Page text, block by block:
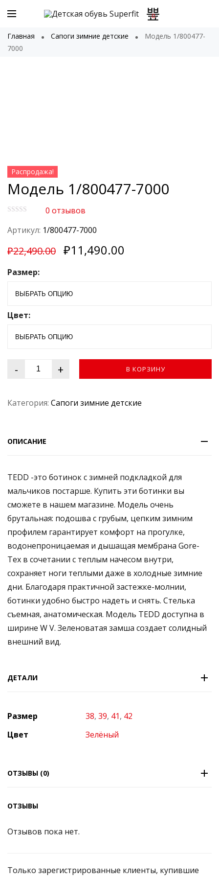
0
Главная Сапоги зимние детские
Модель 1/800477-
7000
Распродажа!
Модель 1/800477-7000
ц
е
к
а
и
0 отзывов
Артикул: 1/800477-7000
₽22,490.00 ₽11,490.00
Размер:
Цвет:
- + В КОРЗИНУ
Категория: Сапоги зимние детские
ОПИСАНИЕ
TEDD -это ботинок с зимней подкладкой для
мальчиков постарше. Купить эти ботинки вы
сможете в нашем магазине. Модель очень
брутальная: подошва с грубым, цепким зимним
профилем гарантирует комфорт на прогулке,
водонепроницаемая и дышащая мембрана Gore-
Tex в сочетании с теплым начесом внутри,
сохраняет ноги теплыми даже в холодные зимние
дни. Благодаря практичной застежке-молнии,
ботинки удобно быстро надеть и снять. Стелька
съемная, анатомическая. Модель TEDD доступна в
ширине W V. Зеленоватая замша создает солидный
внешний вид.
ДЕТАЛИ
Размер 38, 39, 41, 42
Цвет
Зелёный
ОТЗЫВЫ (0)
ОТЗЫВЫ
Отзывов пока нет.
Только зарегистрированные клиенты, купившие